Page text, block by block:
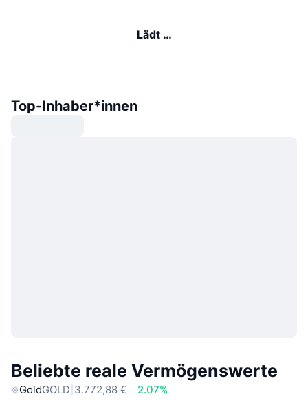
Lädt …
Top-Inhaber*innen
Beliebte reale Vermögenswerte
GoldGOLD 3.772,88 €
2.07%